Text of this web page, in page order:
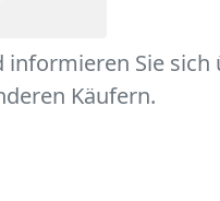
informieren Sie sich
Käufern.